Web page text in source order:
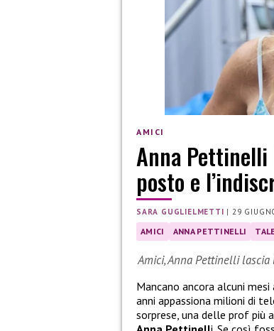
AMICI
Anna
posto e
SARA GUGLIELMETTI |29
AMICI ANNA PETTINELLI
Amici, Anna Pettinelli
Mancano ancora alcuni
anni appassiona milioni di
sorprese, una delle prof più